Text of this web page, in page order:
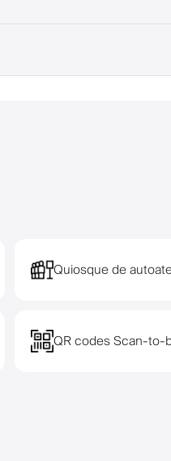
Quiosque de
QR codes Scan-to-